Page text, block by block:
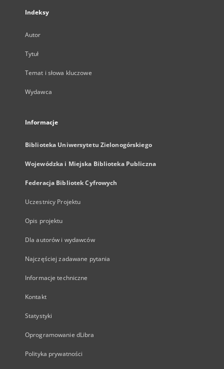
Indeksy
Autor
Tytuł
Temat i słowa kluczowe
Wydawca
Informacje
Biblioteka Uniwersytetu Zielonogórskiego
Wojewódzka i Miejska Biblioteka Publiczna
Federacja Bibliotek Cyfrowych
Uczestnicy Projektu
Opis projektu
Dla autorów i wydawców
Najczęściej zadawane pytania
Informacje techniczne
Kontakt
Statystyki
Oprogramowanie dLibra
Polityka prywatności